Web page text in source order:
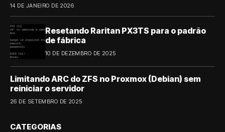
14 DE JANEIRO DE 2026
Resetando Raritan PX3TS para o padrão
de fábrica
10 DE DEZEMBRO DE 2025
Limitando ARC do ZFS no Proxmox (Debian) sem
reiniciar o servidor
26 DE SETEMBRO DE 2025
CATEGORIAS